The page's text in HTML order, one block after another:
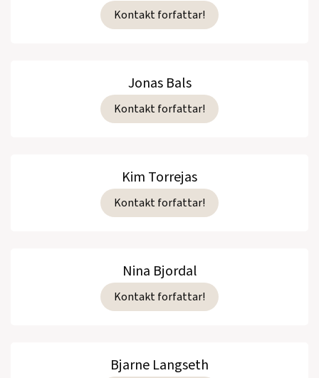
Kontakt forfattar!
Jonas Bals
Kontakt forfattar!
Kim Torrejas
Kontakt forfattar!
Nina Bjordal
Kontakt forfattar!
Bjarne Langseth